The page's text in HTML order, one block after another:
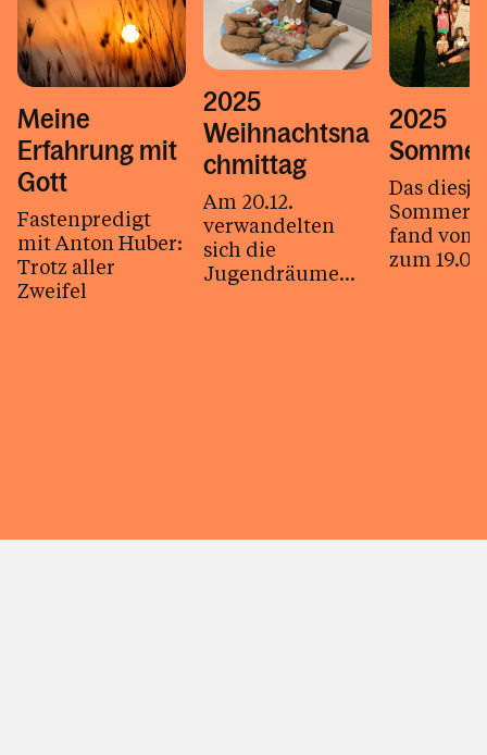
Kontakt
Meine
Erfahrung mit
Gott
Fastenpredigt
mit Anton Huber:
Trotz aller
Zweifel
2025
Weihnachtsna
chmittag
Am 20.12.
verwandelten
sich die
Jugendräume
2025
Das
fand vom
zum